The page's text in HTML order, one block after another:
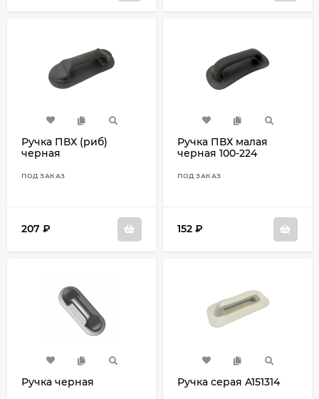
Ручка ПВХ (риб)
черная
ПОД ЗАКАЗ
207 ₽
Ручка ПВХ малая
черная 100-224
ПОД ЗАКАЗ
152 ₽
Ручка черная Ручка серая A151314